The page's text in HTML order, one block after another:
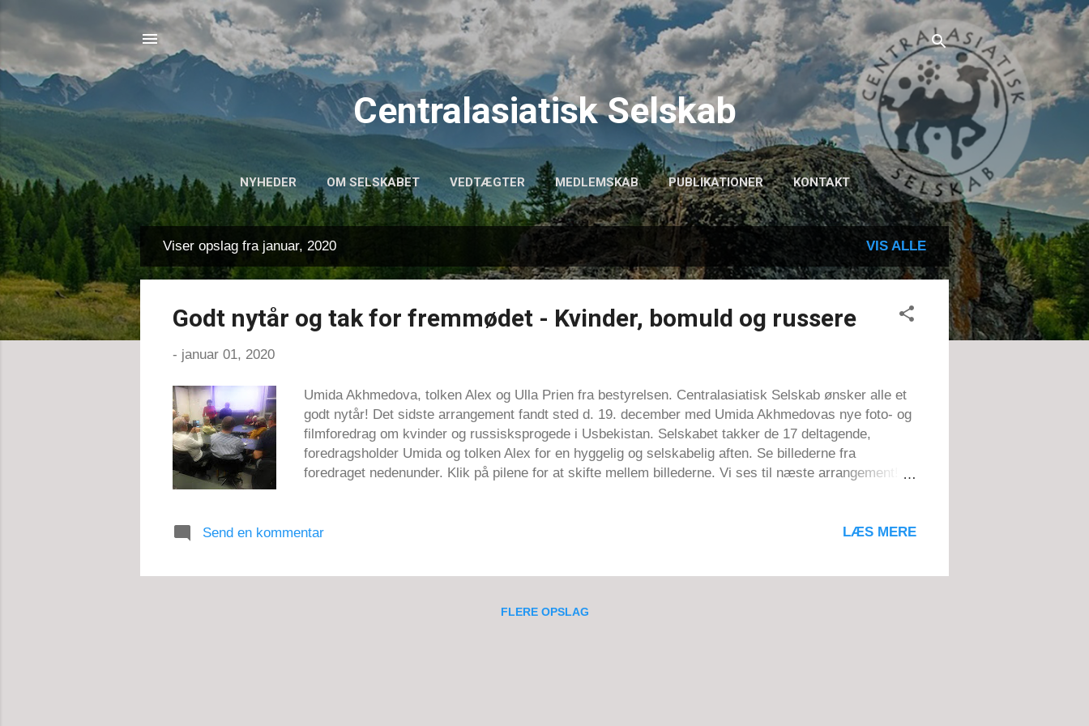
Gå videre til hovedindholdet
Centralasiatisk Selskab
NYHEDER OM SELSKABET VEDTÆGTER MEDLEMSKAB PUBLIKATIONER KONTAKT
p
Viser opslag fra januar, 2020 VIS ALLE
Godt nytår og tak for fremmødet - Kvinder, bomuld og russere
- januar 01, 2020
Umida Akhmedova, tolken Alex og Ulla Prien fra bestyrelsen. Centralasiatisk Selskab ønsker alle et
godt nytår! Det sidste arrangement fandt sted d. 19. december med Umida Akhmedovas nye foto- og
filmforedrag om kvinder og russisksprogede i Usbekistan. Selskabet takker de 17 deltagende,
foredragsholder Umida og tolken Alex for en hyggelig og selskabelig aften. Se billederne fra
foredraget nedenunder. Klik på pilene for at skifte mellem billederne. Vi ses til næste arrangement!
Send en kommentar
LÆS MERE
FLERE OPSLAG